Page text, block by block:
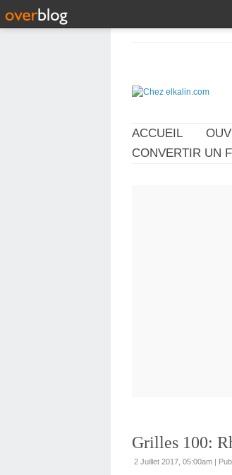
ACCUEIL
CONVERTIR UN
Grilles 100:
2 Juillet 2017, 05:00am |